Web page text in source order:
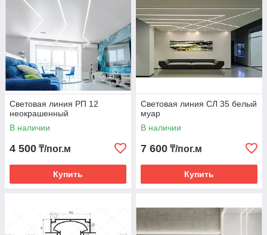
которых мы учитываем современные тенденции и
требования заказчиков. Опытные консультанты
помогают с подбором и расчетом материалов под
персональные проекты, составляя коммерческие
предложения с доступной ценой на изделия. С
нашими световыми решениями каждый проект
становится неповторимым.
Световая линия РП 12
неокрашенный
В наличии
4 500 ₸/пог.м
Купить
Световая линия СЛ 35 белый
муар
В наличии
7 600 ₸/пог.м
Купить